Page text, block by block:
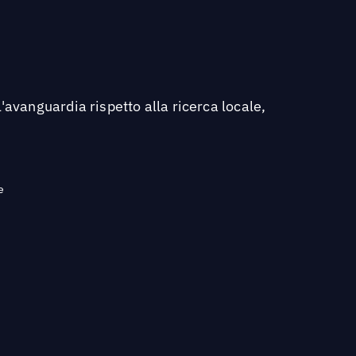
rispetto alla ricerca locale,